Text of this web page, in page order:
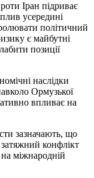
Іран підриває
усередині
політичний
є майбутні
позиції
наслідки
Ормузької
впливає на
зазначають, що
конфлікт
міжнародній